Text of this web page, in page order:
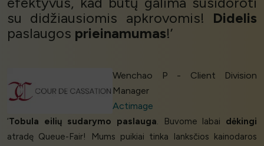
su didžiausiomis apkrovomis! Didelis
paslaugos prieinamumas!’
Wenchao P - Client Division
Manager
Actimage
‘Tobula eilių sudarymo paslauga. Buvome labai dėkingi
atradę Queue-Fair! Mums puikiai tinka lanksčios kainodaros